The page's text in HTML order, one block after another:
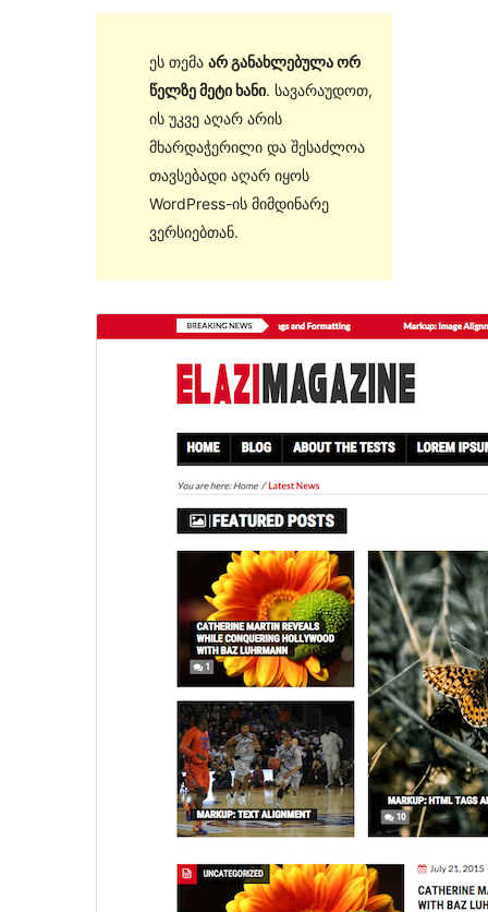
ეს თემა არ განახლებულა ორ
წელზე მეტი ხანი. სავარაუდოთ,
ის უკვე აღარ არის
მხარდაჭერილი და შესაძლოა
თავსებადი აღარ იყოს
WordPress-ის მიმდინარე
ვერსიებთან.